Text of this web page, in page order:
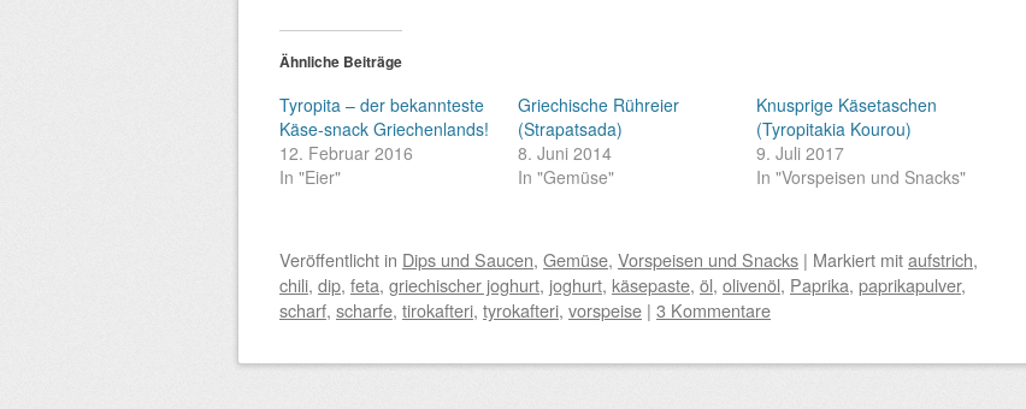
Ähnliche Beiträge
Tyropita – der bekannteste
Käse-snack Griechenlands!
12. Februar 2016
In "Eier"
Griechische Rühreier
(Strapatsada)
8. Juni 2014
In "Gemüse"
Knusprige Käsetaschen
(Tyropitakia Kourou)
9. Juli 2017
In "Vorspeisen und Snacks"
Veröffentlicht in Dips und Saucen, Gemüse, Vorspeisen und Snacks | Markiert mitaufstrich,
chili, dip, feta, griechischer joghurt, joghurt, käsepaste, öl, olivenöl, Paprika, paprikapulver,
scharf, scharfe, tirokafteri, tyrokafteri, vorspeise | 3 Kommentare